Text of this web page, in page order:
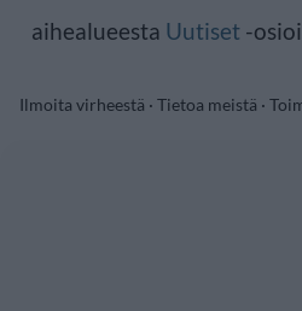
aihealueesta Uutiset -
Ilmoita virheestä · Tietoa meistä ·